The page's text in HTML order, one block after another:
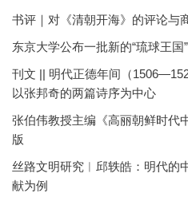
书评｜对《清朝开海》的评论与
东京大学公布一批新的“琉球王国
刊文 || 明代正德年间（
以张邦奇的两篇诗序为中心
张伯伟教授主编《高丽朝鲜时代
版
丝路文明研究︱邱轶皓：明代的
献为例